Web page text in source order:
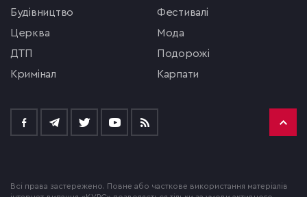
будівництво
церква
ДТП
кримінал
фестивалі
мода
подорожі
Карпати
Всі права застережено. Повне або часткове використання матеріалів